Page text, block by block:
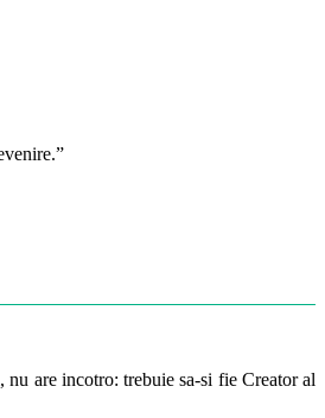
are incotro: trebuie sa-si fie Creator al